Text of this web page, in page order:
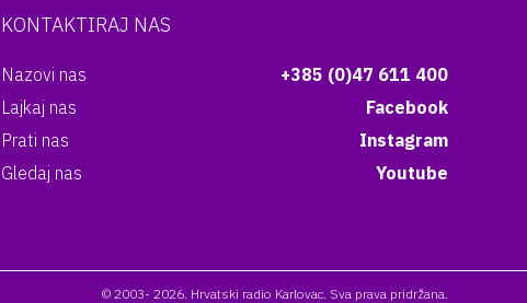
KONTAKTIRAJ NAS
Nazovi nas
+385 (0)47 611 400
Lajkaj nas
Facebook
Prati nas
Instagram
Gledaj nas
Youtube
© 2003- 2026. Hrvatski radio Karlovac. Sva prava pridržana.